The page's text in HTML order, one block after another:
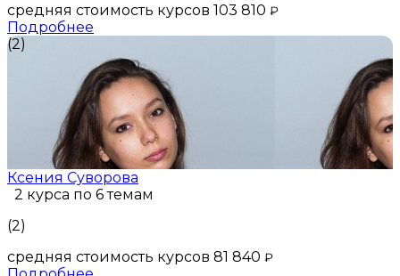
средняя стоимость курсов 103 810 ₽
Подробнее
(2)
Ксения Суворова
2 курса по 6 темам
(2)
средняя стоимость курсов 81 840 ₽